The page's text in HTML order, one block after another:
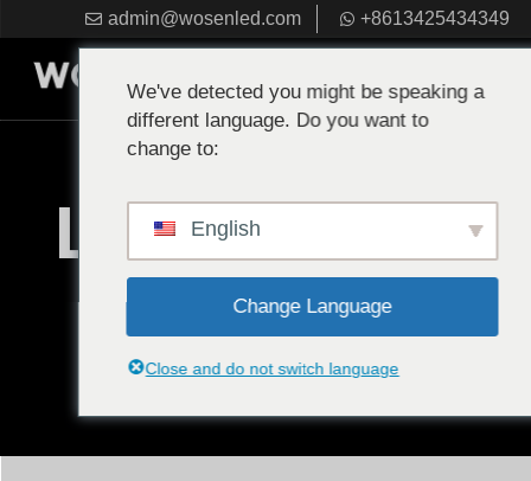
admin@wosenled.com +8613425434349
Preventivo gratuito
Luci stradali
solari
Casa Pagine Luci stradali solari
We've detected you might be speaking a
different language. Do you want to
change to:
English
Change Language
Close and do not switch language